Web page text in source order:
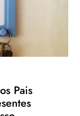
Pais